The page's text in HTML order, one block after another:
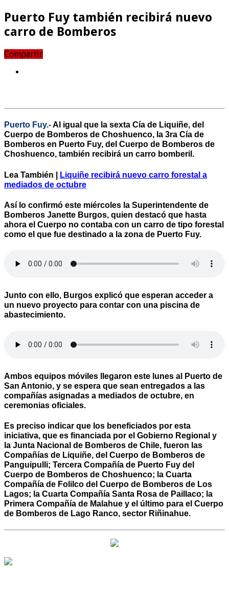
Puerto Fuy también recibirá nuevo
carro de Bomberos
Compartir
Puerto Fuy.-Al igual que la sexta Cía de Liquiñe, del
Cuerpo de Bomberos de Choshuenco, la 3ra Cía de
Bomberos en Puerto Fuy, del Cuerpo de Bomberos de
Choshuenco, también recibirá un carro bomberil.
Lea También |
Liquiñe recibirá nuevo carro forestal a
mediados de octubre
Así lo confirmó este miércoles la Superintendente de
Bomberos Janette Burgos, quien destacó que hasta
ahora el Cuerpo no contaba con un carro de tipo forestal
como el que fue destinado a la zona de Puerto Fuy.
Junto con ello, Burgos explicó que esperan acceder a
un nuevo proyecto para contar con una piscina de
abastecimiento.
Ambos equipos móviles llegaron este lunes al Puerto de
San Antonio, y se espera que sean entregados a las
compañías asignadas a mediados de octubre, en
ceremonias oficiales.
Es preciso indicar que los beneficiados por esta
iniciativa, que es financiada por el Gobierno Regional y
la Junta Nacional de Bomberos de Chile, fueron las
Compañías de Liquiñe, del Cuerpo de Bomberos de
Panguipulli; Tercera Compañía de Puerto Fuy del
Cuerpo de Bomberos de Choshuenco; la Cuarta
Compañía de Folilco del Cuerpo de Bomberos de Los
Lagos; la Cuarta Compañía Santa Rosa de Paillaco; la
Primera Compañía de Malahue y el último para el Cuerpo
de Bomberos de Lago Ranco, sector Riñinahue.